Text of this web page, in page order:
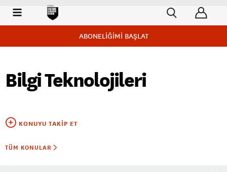
ABONELİĞİMİ BAŞLAT
Bilgi Teknolojileri
KONUYU TAKIP ET
TÜM KONULAR